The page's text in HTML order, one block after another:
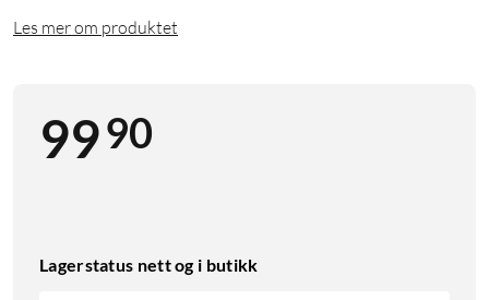
Les mer om produktet
9990
Lagerstatus nett og i butikk